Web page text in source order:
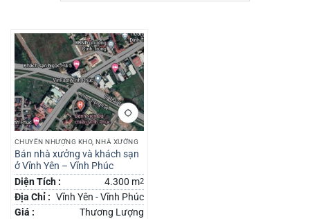
CHUYỂN NHƯỢNG KHO, NHÀ XƯỞNG
Bán nhà xưởng và khách sạn
ở Vĩnh Yên – Vĩnh Phúc
Diện Tích :
4.300 m2
Địa Chỉ : Vĩnh Yên - Vĩnh Phúc
Giá :
Thương Lượng